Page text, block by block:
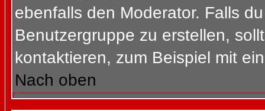
ebenfalls den Moderator. Falls
Benutzergruppe zu erstellen,
kontaktieren, zum Beispiel mit
Nach oben